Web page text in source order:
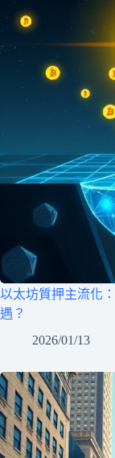
以太坊質押主流化
遇？
2026/01/13